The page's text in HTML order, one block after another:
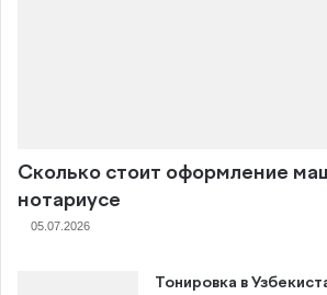
Сколько стоит оформление
нотариусе
05.07.2026
Тонировка в